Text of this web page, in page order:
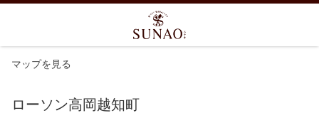
マップを見る
ローソン高岡越知町